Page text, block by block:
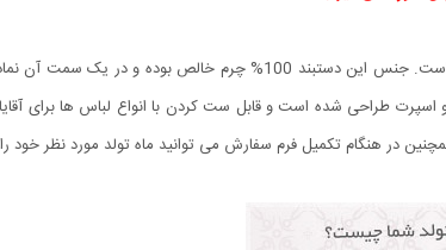
دستبند چرم ماه تولد یک دستبند جدید می باشد که برای اولین بار در ایران توسط فروشگاه میهن استور عرضه شده است. جنس
طراحی شده است و قابل ست کردن با انواع لباس ها برای
در هنگام تکمیل فرم سفارش می توانید ماه تولد مورد نظر خود را